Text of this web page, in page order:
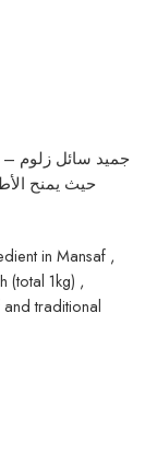
in Mansaf ,
(total 1kg) ,
traditional